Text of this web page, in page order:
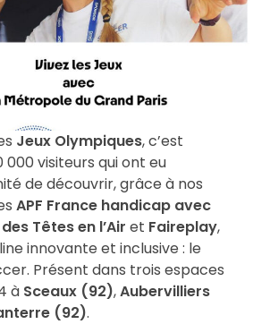
Jeux Olympiques, c’est
000 visiteurs qui ont eu
de découvrir, grâce à nos
APF France handicap avec
Têtes en l’Air et Faireplay,
innovante et inclusive : le
Présent dans trois espaces
à Sceaux (92),Aubervilliers
(92).